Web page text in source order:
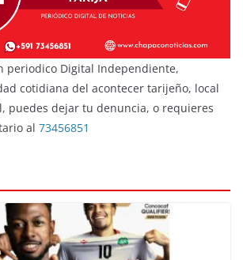
periodico Digital Independiente,
cotidiana del acontecer tarijeño, local
puedes dejar tu denuncia, o requieres
al 73456851